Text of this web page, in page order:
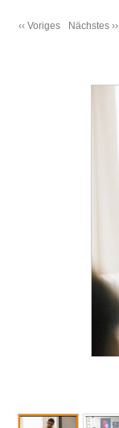
‹‹ Voriges Nächstes ››